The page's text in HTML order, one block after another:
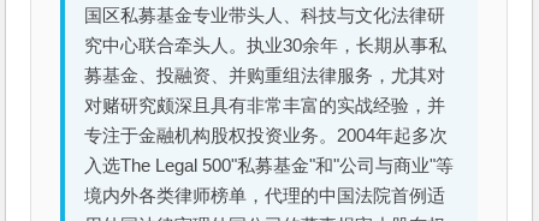
国区私募基金专业带头人、科技与文化法律研
究中心联合牵头人。执业30余年，长期从事私
募基金、投融资、并购重组法律服务，尤其对
对赌研究颇深且具有非常丰富的实战经验，并
专注于金融机构股权投资业务。2004年起多次
入选The Legal 500"私募基金"和"公司与商业"等
境内外各类律师榜单，代理的中国法院首例适